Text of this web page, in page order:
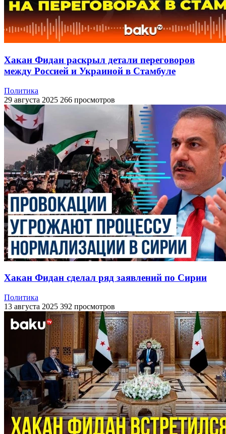
Хакан Фидан раскрыл детали переговоров
между Россией и Украиной в Стамбуле
Политика
29 августа 2025 266 просмотров
Хакан Фидан сделал ряд заявлений по Сирии
Политика
13 августа 2025 392 просмотров